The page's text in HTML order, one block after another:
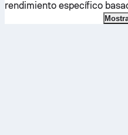
rendimiento específico